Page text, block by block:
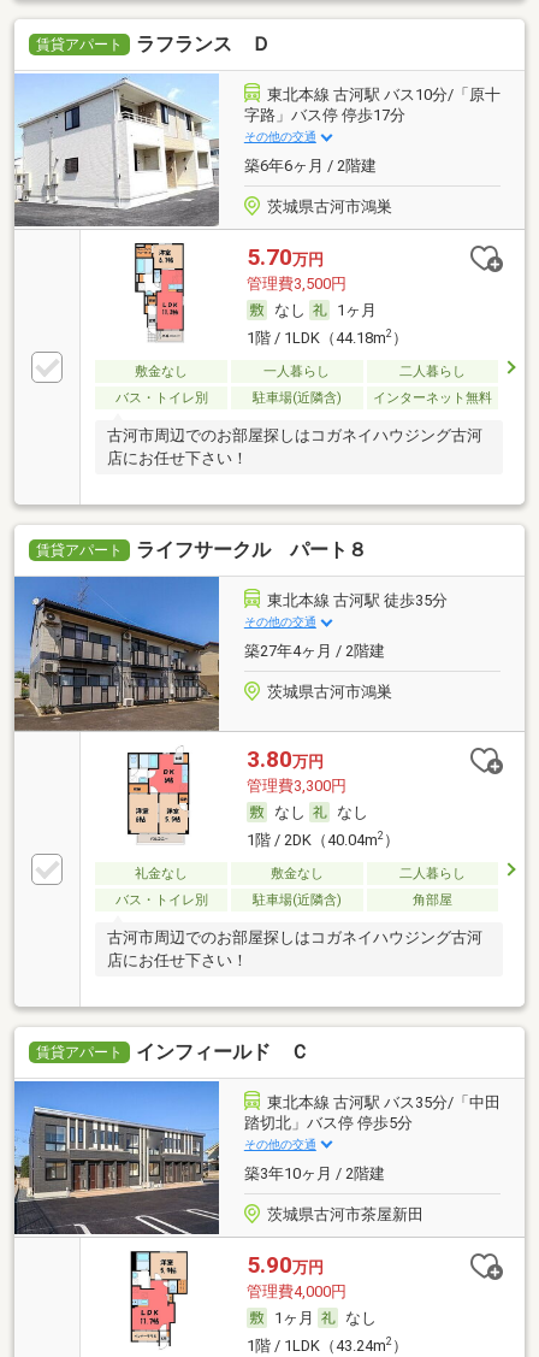
賃貸アパート ラフランス Ｄ
東北本線 古河駅 バス10分/「原十
字路」バス停 停歩17分
その他の交通
築6年6ヶ月 / 2階建
茨城県古河市鴻巣
5.70万円
管理費3,500円
なし
1ヶ月
1階 / 1LDK（44.18m2）
敷金なし 一人暮らし
二人暮らし
バス・トイレ別
駐車場(近隣含) インターネット無料
古河市周辺でのお部屋探しはコガネイハウジング古河
店にお任せ下さい！
賃貸アパート ライフサークル パート８
東北本線 古河駅 徒歩35分
その他の交通
築27年4ヶ月 / 2階建
茨城県古河市鴻巣
3.80万円
管理費3,300円
なし
なし
1階 / 2DK（40.04m2）
礼金なし 敷金なし
二人暮らし
バス・トイレ別
駐車場(近隣含) 角部屋
古河市周辺でのお部屋探しはコガネイハウジング古河
店にお任せ下さい！
賃貸アパート インフィールド Ｃ
東北本線 古河駅 バス35分/「中田
踏切北」バス停 停歩5分
その他の交通
築3年10ヶ月 / 2階建
茨城県古河市茶屋新田
5.90万円
管理費4,000円
1ヶ月
なし
1階 / 1LDK（43.24m2）